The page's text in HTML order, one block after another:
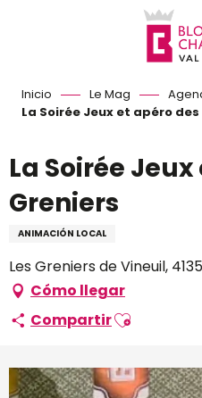
Inicio Le Mag
La Soirée Jeux et apéro
La Soirée
Greniers
ANIMACIÓN LOCAL
Les Greniers de Vineuil,
Cómo llegar
CompartirAjouter aux